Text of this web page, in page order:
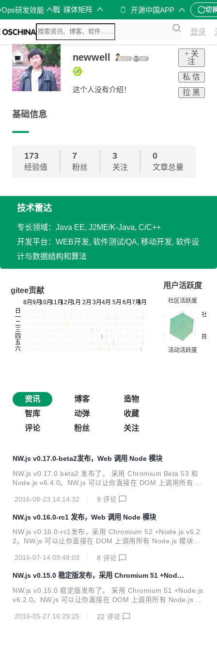
研发效能 媒体矩阵 开源中国APP 切
登录
newwell
这个人没有介绍！
+ 关
注
私 信
拉 黑
基础信息
173
经验值
7
粉丝
3
关注
0
文章总量
技术雷达
专长领域：Java EE, J2ME/K-Java, C/C++
开发平台：WEB开发, 软件测试/QA, 移动开发, 软件设
计与数据结构和算法
gitee贡献
用户活跃度
资讯 博客
造物
智库
动弹
收藏
评论
粉丝 关注
NW.js v0.17.0-beta2发布，Web 调用 Node 模块
NW.js v0.17.0 beta2 发布了， 采用 Chromium Beta 53 和
Node.js v6.4.0。NW.js 可以让你直接在 DOM 上调用所有 N
W.js 的前身是 node-webkit 。 更新记录 Update Chromium t
a - crash at boot (#5193) Fix: multiple evalNWBin always
execute just the fir...
2016-08-23 14:14:32 9 评论
NW.js v0.16.0-rc1 发布，Web 调用 Node 模块
NW.js v0.16.0-rc1发布，采用 Chromium 52 +Node.js v6.2.
2。NW.js 可以让你直接在 DOM 上调用所有 Node.js 模块，
node-webkit 。 更新记录 Update Chromium to 52.0.2743.7
cation Cache (#4991) Enable password autosaving for htt
p auth dialog (#4966)...
2016-07-14 09:48:03 8 评论
NW.js v0.15.0 稳定版发布，采用 Chromium 51 +Node.j
s v6.2.0
NW.js v0.15.0 稳定版发布了， 采用 Chromium 51 +Node.js
v6.2.0。NW.js 可以让你直接在 DOM 上调用所有 Node.js 模
身是 node-webkit 。 更新记录 0.15.0 / 05-25-2016 Update
2016-05-27 16:29:25 22 评论